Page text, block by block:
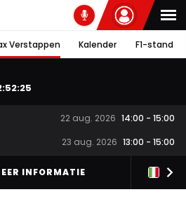
Verstappen Kalender F1-stand
:52:24
22 aug. 2026 14:00 - 15:00
23 aug. 2026 13:00 - 15:00
INFORMATIE